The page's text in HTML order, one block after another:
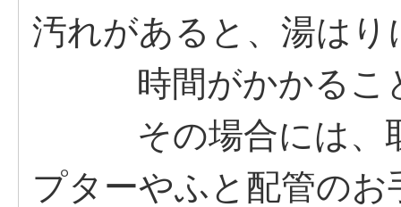
汚れがあると、湯はり
時間がかかること
その場合には、取
プターやふと配管のお